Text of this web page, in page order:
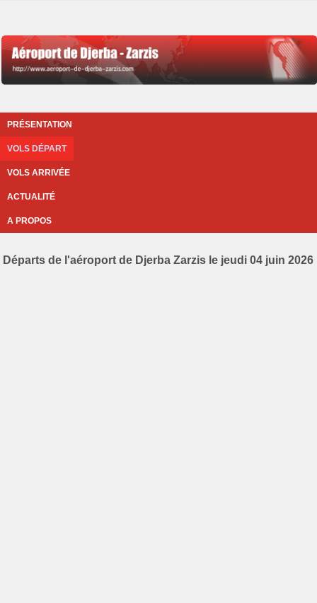
PRÉSENTATION
VOLS DÉPART
VOLS ARRIVÉE
ACTUALITÉ
A PROPOS
Départs de l'aéroport de Djerba Zarzis le jeudi 04 juin 2026